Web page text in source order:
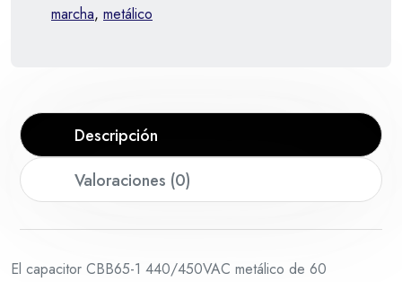
marcha, metálico
Descripción
Valoraciones (0)
El capacitor CBB65-1 440/450VAC metálico de 60